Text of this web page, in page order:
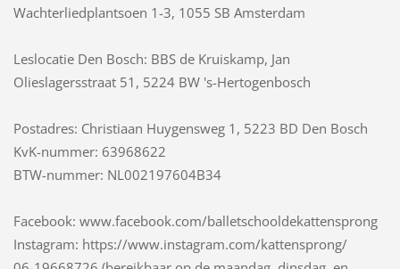
Wachterliedplantsoen 1-3, 1055 SB Amsterdam
Leslocatie Den Bosch: BBS de Kruiskamp, Jan
Olieslagersstraat 51, 5224 BW 's-Hertogenbosch
Postadres: Christiaan Huygensweg 1, 5223 BD Den Bosch
KvK-nummer: 63968622
BTW-nummer: NL002197604B34
Facebook: www.facebook.com/balletschooldekattensprong
Instagram: https://www.instagram.com/kattensprong/